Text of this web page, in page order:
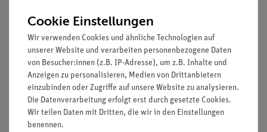
Lehranstalten abgeben.
Media / Downloads
Cookie Einstellungen
Wir verwenden Cookies und ähnliche Technologien auf
unserer Website und verarbeiten personenbezogene Daten
von Besucher:innen (z.B. IP-Adresse), um z.B. Inhalte und
Anzeigen zu personalisieren, Medien von Drittanbietern
einzubinden oder Zugriffe auf unsere Website zu analysieren.
Die Datenverarbeitung erfolgt erst durch gesetzte Cookies.
Wir teilen Daten mit Dritten, die wir in den Einstellungen
benennen.